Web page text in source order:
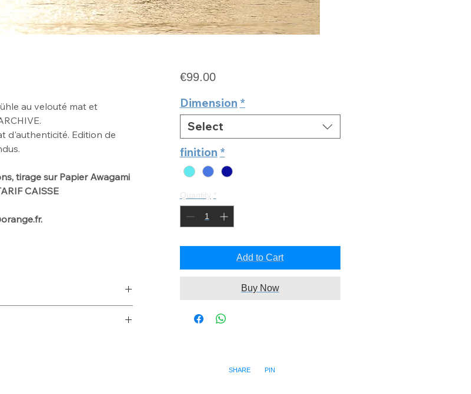
au velouté mat et
.
d'authenticité. Edition de
, tirage sur Papier Awagami
CAISSE
€99.00Price
Dimension *
Select
finition *
Add to Cart
Buy Now
SHARE PIN